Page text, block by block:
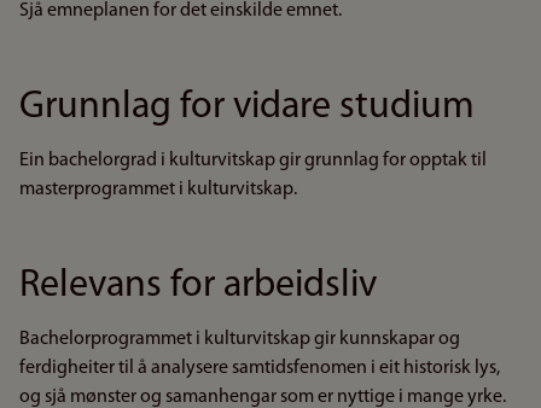
Sjå emneplanen for det einskilde emnet.
Grunnlag for vidare studium
Ein bachelorgrad i kulturvitskap gir grunnlag for opptak til
masterprogrammet i kulturvitskap.
Relevans for arbeidsliv
Bachelorprogrammet i kulturvitskap gir kunnskapar og
ferdigheiter til å analysere samtidsfenomen i eit historisk lys,
og sjå mønster og samanhengar som er nyttige i mange yrke.